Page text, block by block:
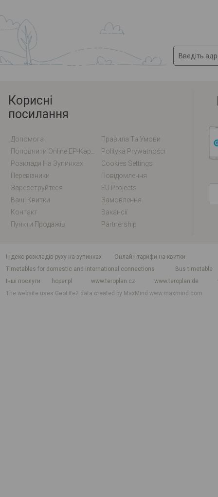
Корисні
посилання
Допомога
Правила Та Умови
Polityka Prywatności
Розклади На Зупинках
Cookies Settings
Перевізники
Повідомлення
Зареєструйтеся
EU Projects
Ваші Квитки
Замовлення
Контакт
Вакансії
Пункти Продажів
Partnership
індекс розкладів руху на зупинках
Онлайн-тарифи на квитки
Timetables for domestic and international connections
Bus timetable
Інші послуги
hoper.pl www.teroplan.cz www.teroplan.de
The website uses GeoLite2 data created by MaxMindwww.maxmind.com